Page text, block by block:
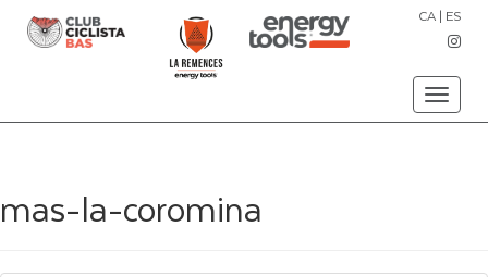
Toggle
CA | ES
mas-la-coromina